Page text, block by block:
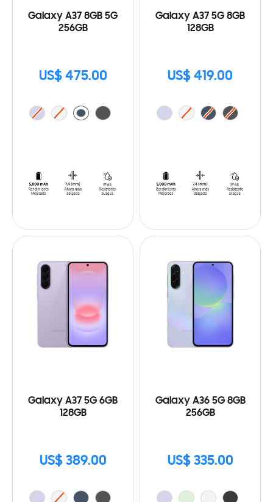
Galaxy A37 8GB 5G
256GB
US$ 475.00
Galaxy A37 5G 8GB
128GB
US$ 419.00
Galaxy A37 5G 6GB
128GB
US$ 389.00
Galaxy A36 5G 8GB
256GB
US$ 335.00